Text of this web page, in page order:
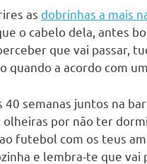
as dobrinhas a mais
o cabelo dela, antes
que vai passar,
quando a acordo com
40 semanas juntos na
por não ter
futebol com os teus
e lembra-te que